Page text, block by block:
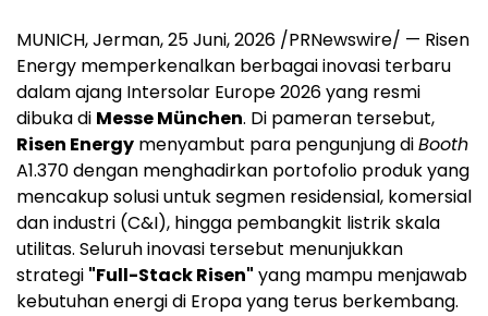
MUNICH, Jerman,25 Juni, 2026 /PRNewswire/ — Risen
Energy memperkenalkan berbagai inovasi terbaru
dalam ajang Intersolar Europe 2026 yang resmi
dibuka di Messe München. Di pameran tersebut,
Risen Energy menyambut para pengunjung diBooth
A1.370 dengan menghadirkan portofolio produk yang
mencakup solusi untuk segmen residensial, komersial
dan industri (C&I), hingga pembangkit listrik skala
utilitas. Seluruh inovasi tersebut menunjukkan
strategi "Full-Stack Risen" yang mampu menjawab
kebutuhan energi di Eropa yang terus berkembang.